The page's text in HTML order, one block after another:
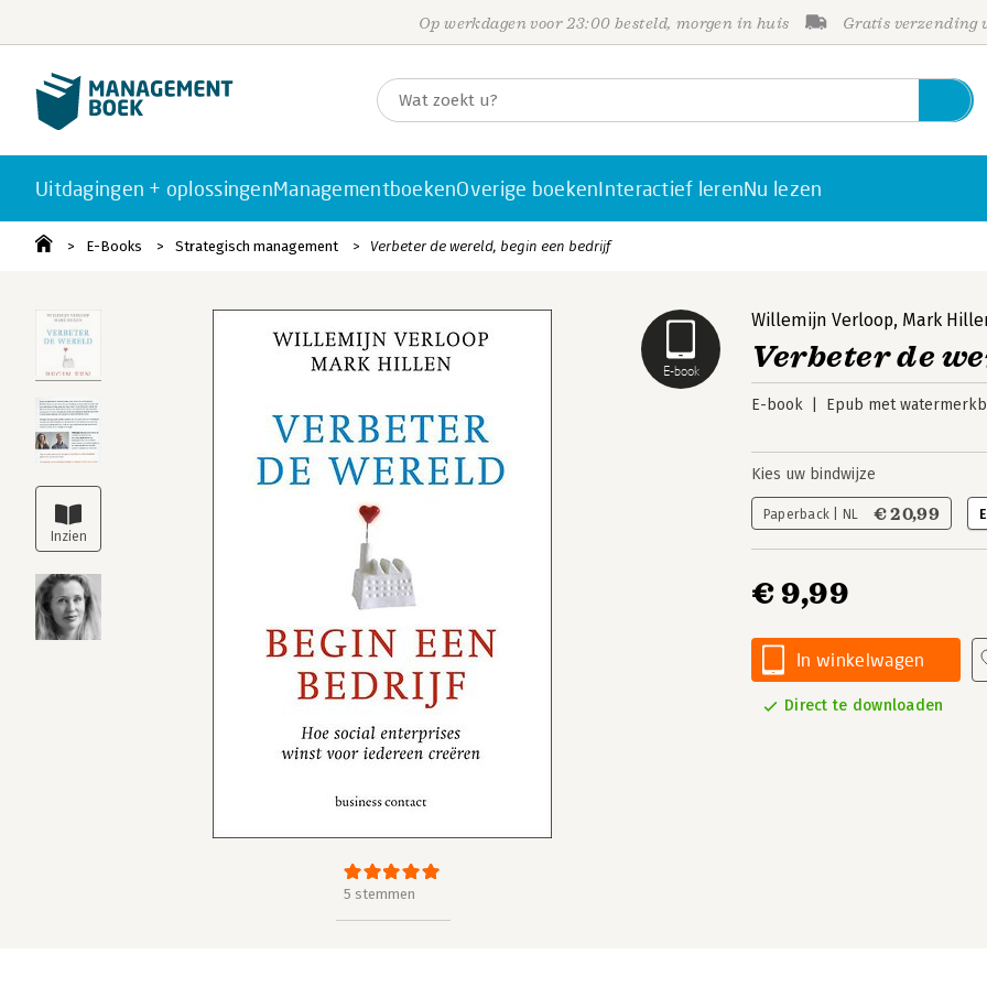
Op werkdagen voor 23:00 besteld, morgen in huis Gratis verzending
Uitdagingen + oplossingenManagementboekenOverige boekenInteractief lerenNu lezen
E-Books Strategisch management Verbeter de wereld, begin een bedrijf
E-book
5 stemmen
Willemijn Verloop, Mark
Verbeter de
E-book Epub met
Kies uw bindwijze
Paperback | NL € 20,99
€ 9,99
In winkelwagen
Direct te downloaden